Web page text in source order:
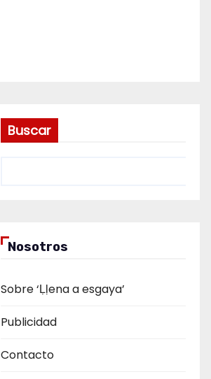
Buscar
Nosotros
Sobre ‘Ḷḷena a esgaya’
Publicidad
Contacto